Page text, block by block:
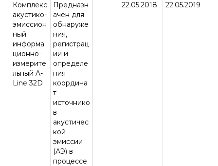
Комплекс
акустико-
эмиссион
ный
информа
ционно-
измерите
льный A-
Line 32D
Предназн
ачен для
обнаруже
ния,
регистрац
ии и
определе
ния
координа
т
источнико
в
акустичес
кой
эмиссии
(АЭ) в
процессе
22.05.2018 22.05.2019